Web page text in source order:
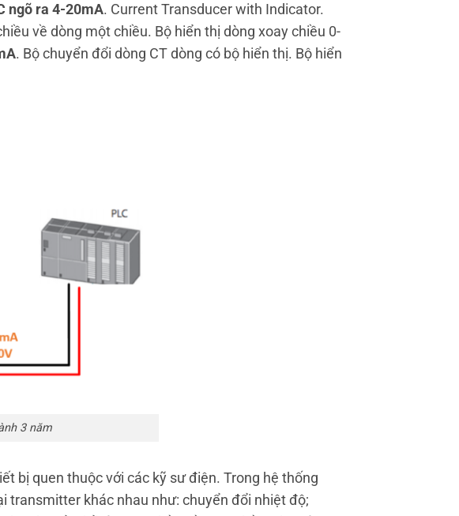
ngõ ra 4-20mA. Current Transducer with Indicator.
về dòng một chiều. Bộ hiển thị dòng xoay chiều 0-
. Bộ chuyển đổi dòng CT dòng có bộ hiển thị. Bộ hiển
3 năm
bị quen thuộc với các kỹ sư điện. Trong hệ thống
transmitter khác nhau như: chuyển đổi nhiệt độ;